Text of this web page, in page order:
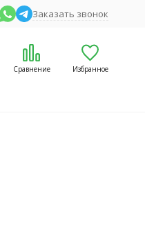
Заказать звонок
Сравнение Избранное